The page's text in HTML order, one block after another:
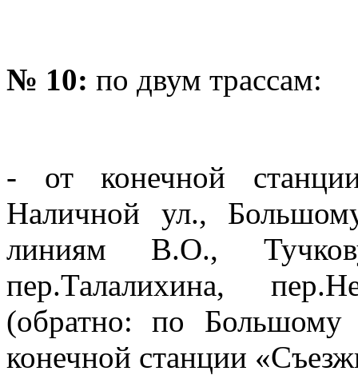
№ 10: по двум трассам:
- от конечной
Наличной ул.,
линиям В.О.,
пер.Талалихина,
(обратно: по
конечной станции